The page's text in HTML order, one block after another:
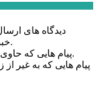
دیدگاه های
خبرگزاری الف در وب منتشر خواهد شد.
پیام هایی که حاوی تهمت یا افترا باشد منتشر نخواهد شد.
پیام هایی که به غیر